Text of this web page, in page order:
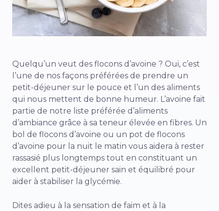
Quelqu’un veut des flocons d’avoine ? Oui, c’est
l’une de nos façons préférées de prendre un
petit-déjeuner sur le pouce et l’un des aliments
qui nous mettent de bonne humeur. L’avoine fait
partie de notre liste préférée d’aliments
d’ambiance grâce à sa teneur élevée en fibres. Un
bol de flocons d’avoine ou un pot de flocons
d’avoine pour la nuit le matin vous aidera à rester
rassasié plus longtemps tout en constituant un
excellent petit-déjeuner sain et équilibré pour
aider à stabiliser la glycémie.
Dites adieu à la sensation de faim et à la